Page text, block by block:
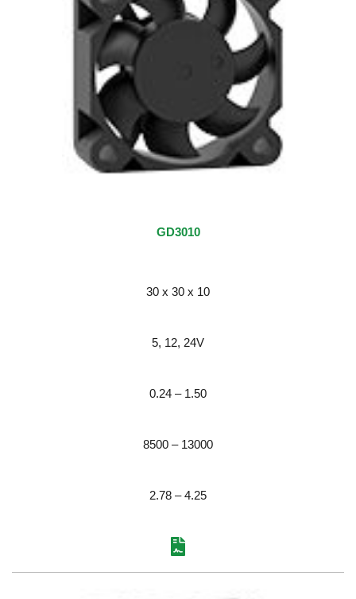
GD3010
30 x 30 x 10
5, 12, 24V
0.24 – 1.50
8500 – 13000
2.78 – 4.25